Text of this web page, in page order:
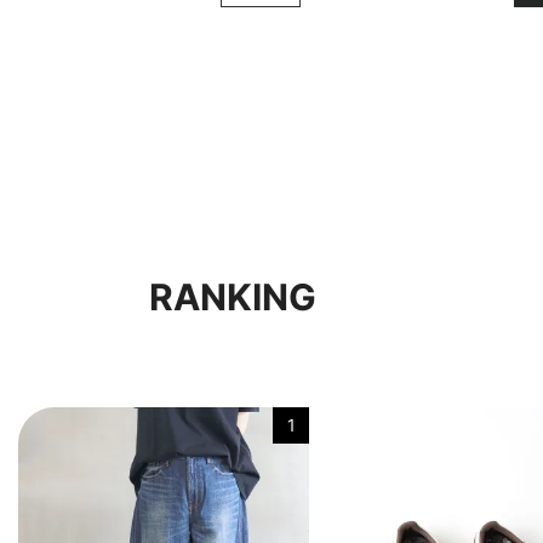
RANKING
1